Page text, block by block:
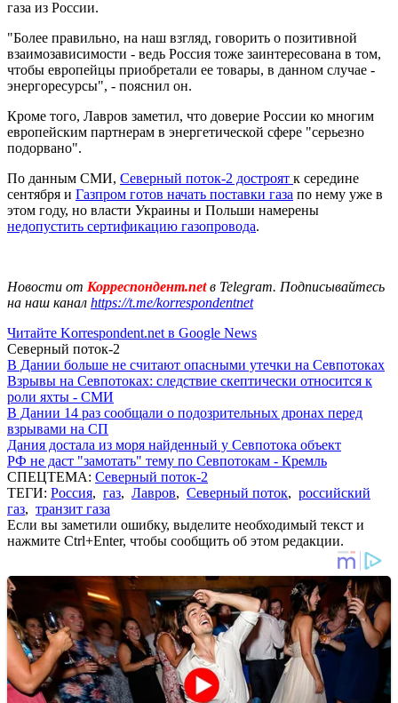
газа из России.
"Более правильно, на наш взгляд, говорить о позитивной
взаимозависимости - ведь Россия тоже заинтересована в том,
чтобы европейцы приобретали ее товары, в данном случае -
энергоресурсы", - пояснил он.
Кроме того, Лавров заметил, что доверие России ко многим
европейским партнерам в энергетической сфере "серьезно
подорвано".
По данным СМИ, Северный поток-2 достроят к середине
сентября и Газпром готов начать поставки газа по нему уже в
этом году, но власти Украины и Польши намерены
недопустить сертификацию газопровода.
Новости от Корреспондент.netв Telegram. Подписывайтесь
на наш канал https://t.me/korrespondentnet
Читайте Korrespondent.net в Google News
Северный поток-2
В Дании больше не считают опасными утечки на Севпотоках
Взрывы на Севпотоках: следствие скептически относится к
роли яхты - СМИ
В Дании 14 раз сообщали о подозрительных дронах перед
взрывами на СП
Дания достала из моря найденный у Севпотока объект
РФ не даст "замотать" тему по Севпотокам - Кремль
СПЕЦТЕМА: Северный поток-2
ТЕГИ: Россия, газ, Лавров, Северный поток, российский
газ, транзит газа
Если вы заметили ошибку, выделите необходимый текст и
нажмите Ctrl+Enter, чтобы сообщить об этом редакции.